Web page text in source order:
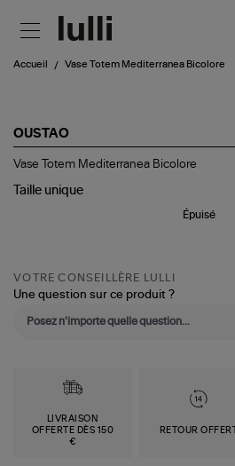
Accueil Vase Totem Mediterranea Bicolore
OUSTAO
Vase
Mediterranea
Vase Totem Mediterranea Bicolore
Taille unique
Épuisé
VOTRE CONSEILLÈRE LULLI
Une question sur ce produit ?
LIVRAISON
OFFERTE DÈS 150
€
RETOUR OFFERT